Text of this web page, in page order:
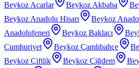
Beykoz Acarlar
Beykoz Akbaba
Beykoz Anadolu Hisarı
Beykoz
Anadolufeneri
Beykoz Baklacı
Cumhuriyet
Beykoz Çamlıbahçe
Beykoz Çiftlik
Beykoz Çiğdem